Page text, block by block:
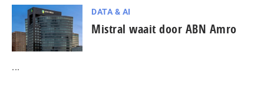
DATA & AI
Mistral waait door ABN Amro
...